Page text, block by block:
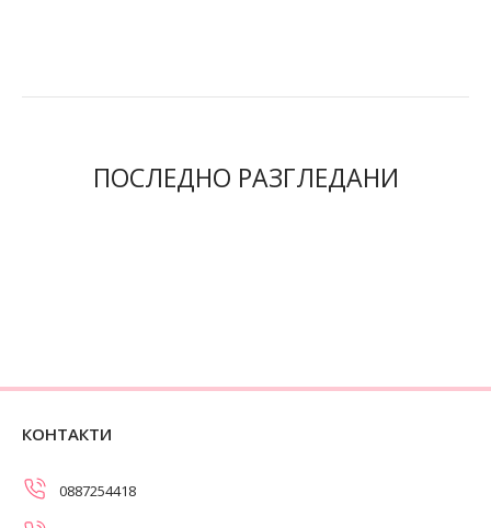
ПОСЛЕДНО РАЗГЛЕДАНИ
КОНТАКТИ
0887254418